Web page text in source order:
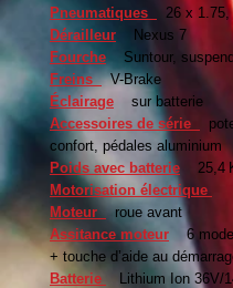
Pneumatiques
26 x 1.75,
Dérailleur Nexus 7
Fourche Suntour,
FreinsV-Brake
Éclairage sur batterie
Accessoires de série
confort, pédales aluminium
Poids avec batterie 25,4
Motorisation électrique
Moteur
roue avant
Assitance moteur 6
+ touche d’aide au
Batterie
Lithium Ion 36V/